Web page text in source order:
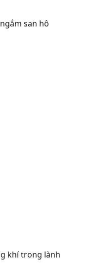
san hô
khí trong lành